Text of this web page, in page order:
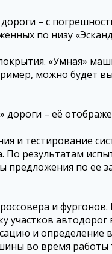
– с
по низу
«Умная»
можно будет
– её
и тестирование
По результатам
предложения по ее
и
и определение
во время работы